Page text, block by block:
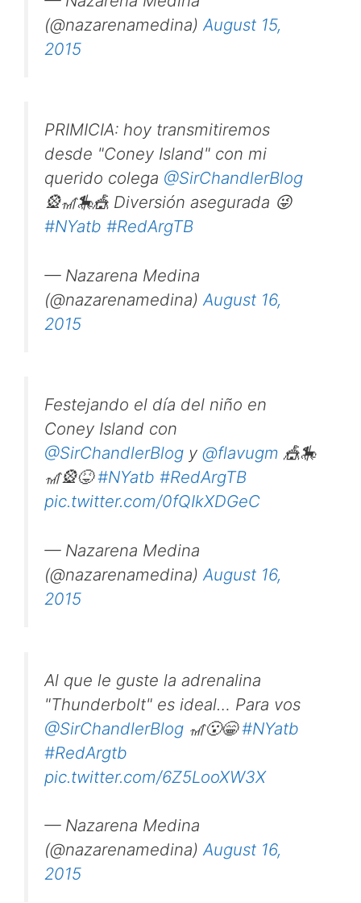
(@nazarenamedina) August 15,
2015
PRIMICIA: hoy transmitiremos
desde "Coney Island" con mi
querido colega @SirChandlerBlog
🎡🎢🎠🎪 Diversión asegurada 😜
#NYatb #RedArgTB
— Nazarena Medina
(@nazarenamedina) August 16,
2015
Festejando el día del niño en
Coney Island con
@SirChandlerBlog y @flavugm 🎪🎠
🎢🎡😝#NYatb #RedArgTB
pic.twitter.com/0fQIkXDGeC
— Nazarena Medina
(@nazarenamedina)August 16,
2015
Al que le guste la adrenalina
"Thunderbolt" es ideal… Para vos
@SirChandlerBlog 🎢😮😁#NYatb
#RedArgtb
pic.twitter.com/6Z5LooXW3X
— Nazarena Medina
(@nazarenamedina)August 16,
2015